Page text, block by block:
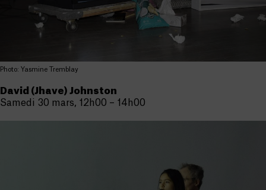
Photo: Yasmine Tremblay
David (Jhave) Johnston
Samedi 30 mars, 12h00 – 14h00